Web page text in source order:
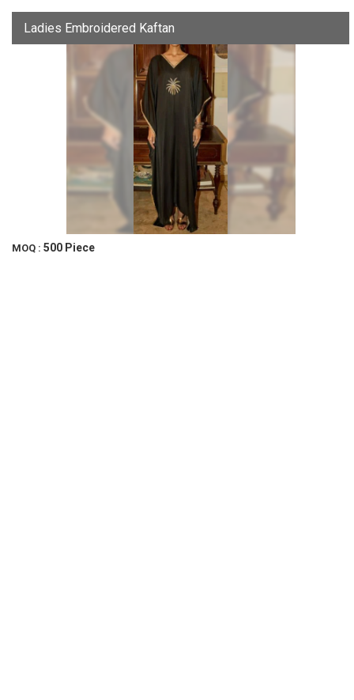
Ladies Embroidered Kaftan
MOQ : 500 Piece